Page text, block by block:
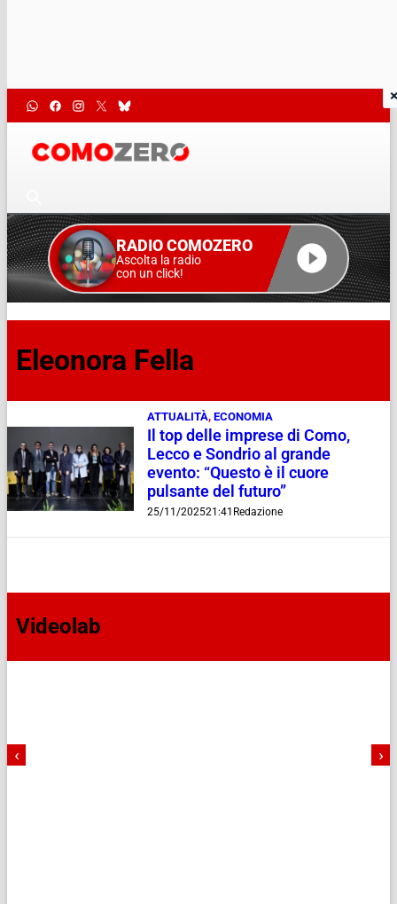
RADIO COMOZERO
Ascolta la radio
con un click!
Eleonora Fella
ATTUALITÀ, ECONOMIA
Il top delle imprese di Como,
Lecco e Sondrio al grande
evento: “Questo è il cuore
pulsante del futuro”
25/11/202521:41 Redazione
Videolab
‹ ›